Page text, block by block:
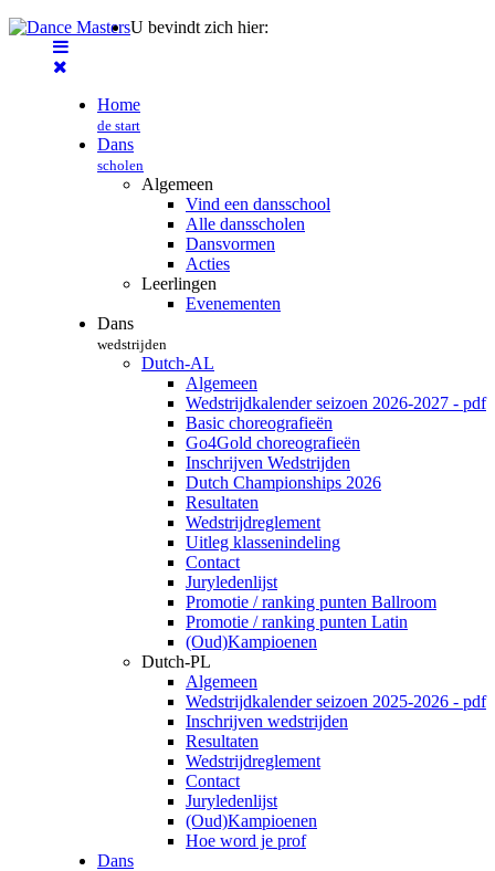
Home
de start
Dans
scholen
Algemeen
Vind een dansschool
Alle dansscholen
Dansvormen
Acties
Leerlingen
Evenementen
Dans
wedstrijden
Dutch-AL
Algemeen
Wedstrijdkalender seizoen 2026-2027 - pdf
Basic choreografieën
Go4Gold choreografieën
Inschrijven Wedstrijden
Dutch Championships 2026
Resultaten
Wedstrijdreglement
Uitleg klassenindeling
Contact
Juryledenlijst
Promotie / ranking punten Ballroom
Promotie / ranking punten Latin
(Oud)Kampioenen
Dutch-PL
Algemeen
Wedstrijdkalender seizoen 2025-2026 - pdf
Inschrijven wedstrijden
Resultaten
Wedstrijdreglement
Contact
Juryledenlijst
(Oud)Kampioenen
Hoe word je prof
Dans
U bevindt zich hier: